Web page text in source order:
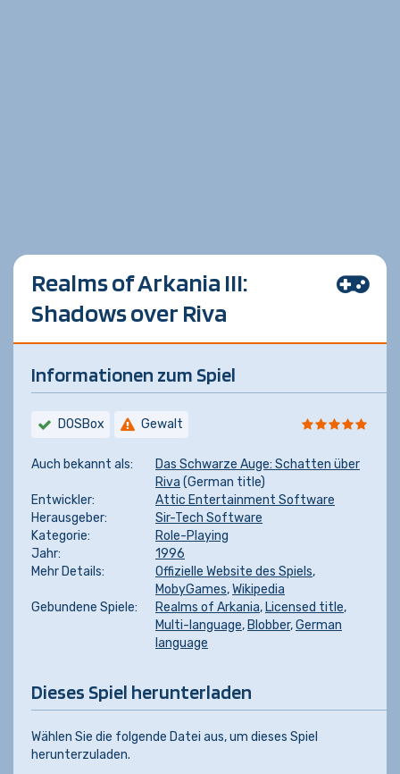
Realms of Arkania III:
Shadows over Riva
Informationen zum Spiel
DOSBox Gewalt
Auch bekannt als:
Das Schwarze Auge: Schatten über
Riva (German title)
Entwickler:
Attic Entertainment Software
Herausgeber:
Sir-Tech Software
Kategorie:
Role-Playing
Jahr:
1996
Mehr Details:
Offizielle Website des Spiels,
MobyGames,Wikipedia
Gebundene Spiele:
Realms of Arkania, Licensed title,
Multi-language, Blobber,German
language
Dieses Spiel herunterladen
Wählen Sie die folgende Datei aus, um dieses Spiel
herunterzuladen.